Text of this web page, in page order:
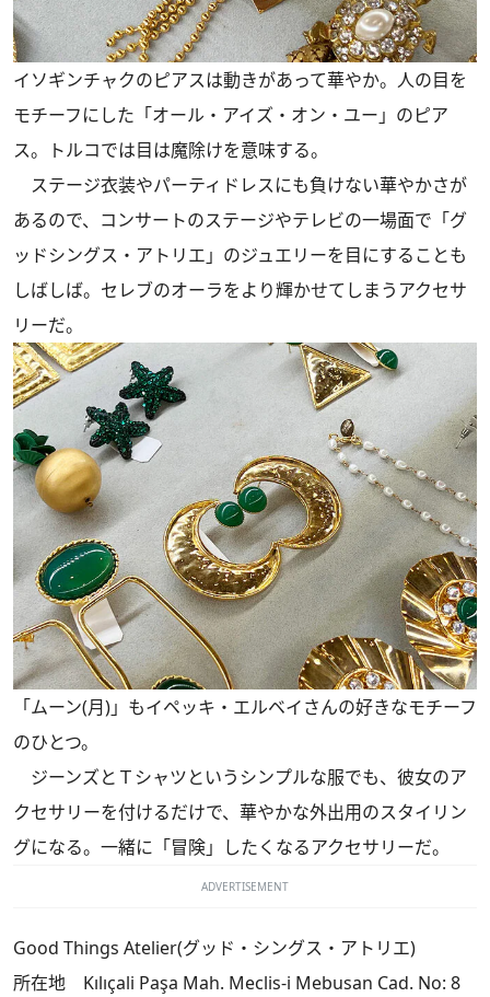
イソギンチャクのピアスは動きがあって華やか。人の目を
モチーフにした「オール・アイズ・オン・ユー」のピア
ス。トルコでは目は魔除けを意味する。
ステージ衣装やパーティドレスにも負けない華やかさが
あるので、コンサートのステージやテレビの一場面で「グ
ッドシングス・アトリエ」のジュエリーを目にすることも
しばしば。セレブのオーラをより輝かせてしまうアクセサ
リーだ。
「ムーン(月)」もイペッキ・エルベイさんの好きなモチーフ
のひとつ。
ジーンズとＴシャツというシンプルな服でも、彼女のア
クセサリーを付けるだけで、華やかな外出用のスタイリン
グになる。一緒に「冒険」したくなるアクセサリーだ。
ADVERTISEMENT
Good Things Atelier(グッド・シングス・アトリエ)
所在地 Kılıçali Paşa Mah. Meclis-i Mebusan Cad. No: 8